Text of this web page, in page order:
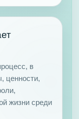
в
ценности,
жизни среди